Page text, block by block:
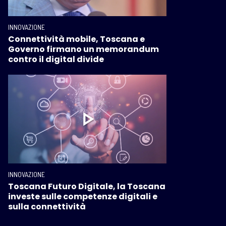
INNOVAZIONE
Connettività mobile, Toscana e
Governo firmano un memorandum
contro il digital divide
INNOVAZIONE
Toscana Futuro Digitale, la Toscana
investe sulle competenze digitali e
sulla connettività